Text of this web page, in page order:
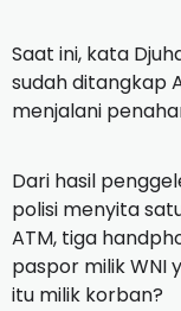
Saat ini, kata
sudah ditangkap
menjalani
Dari hasil
polisi menyita
ATM, tiga
paspor milik WNI
itu milik korban?